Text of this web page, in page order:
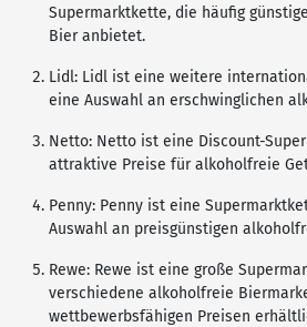
Supermarktkette, die häufig
Bier anbietet.
Lidl: Lidl ist eine weitere
eine Auswahl an erschwinglichen
Netto: Netto ist eine Discount-
attraktive Preise für alkoholfreie
Penny: Penny ist eine
Auswahl an preisgünstigen
Rewe: Rewe ist eine große
verschiedene alkoholfreie
wettbewerbsfähigen Preisen